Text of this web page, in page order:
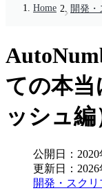
Home 開発・
ての本当
ッシュ編
公開日：
更新日：
開発・スクリ